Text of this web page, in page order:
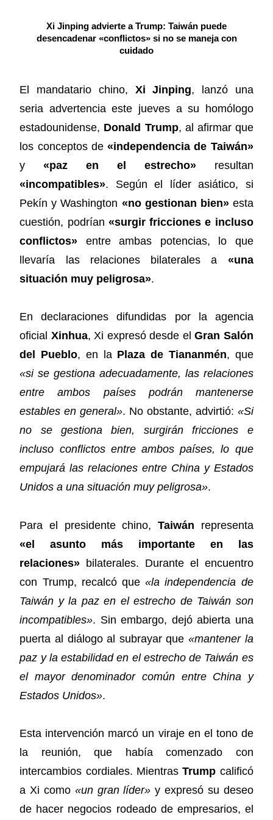
Xi Jinping advierte a Trump: Taiwán puede
desencadenar «conflictos» si no se maneja con
cuidado
El mandatario chino, Xi Jinping, lanzó una
seria advertencia este jueves a su homólogo
estadounidense, Donald Trump, al afirmar que
los conceptos de«independencia de Taiwán»
y«paz en el estrecho»resultan
«incompatibles». Según el líder asiático, si
Pekín y Washington «no gestionan bien»esta
cuestión, podrían «surgir fricciones e incluso
conflictos» entre ambas potencias, lo que
llevaría las relaciones bilaterales a «una
situación muy peligrosa».
En declaraciones difundidas por la agencia
oficial Xinhua, Xi expresó desde elGran Salón
del Pueblo, en la Plaza de Tiananmén, que
«si se gestiona adecuadamente, las relaciones
entre ambos países podrán mantenerse
estables en general». No obstante, advirtió: «Si
no se gestiona bien, surgirán fricciones e
incluso conflictos entre ambos países, lo que
empujará las relaciones entre China y Estados
Unidos a una situación muy peligrosa».
Para el presidente chino, Taiwán representa
«el asunto más importante en las
relaciones» bilaterales. Durante el encuentro
con Trump, recalcó que«la independencia de
Taiwán y la paz en el estrecho de Taiwán son
incompatibles». Sin embargo, dejó abierta una
puerta al diálogo al subrayar que «mantener la
paz y la estabilidad en el estrecho de Taiwán es
el mayor denominador común entre China y
Estados Unidos».
Esta intervención marcó un viraje en el tono de
la reunión, que había comenzado con
intercambios cordiales. MientrasTrump calificó
a Xi como «un gran líder» y expresó su deseo
de hacer negocios rodeado de empresarios, el